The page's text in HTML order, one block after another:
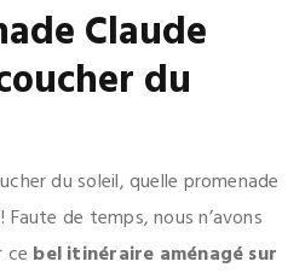
Claude
du
du soleil, quelle promenade
Faute de temps, nous n’avons
ce bel itinéraire aménagé sur